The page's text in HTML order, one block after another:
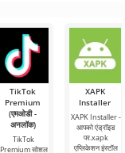
एक व्यावसायिक
घटक का एक सफल
TikTok
Premium
(एमओडी -
अनलॉक)
TikTok
Premium सोशल
XAPK
Installer
XAPK Installer -
आपको एंड्रॉइड
पर.xapk
एप्लिकेशन इंस्टॉल